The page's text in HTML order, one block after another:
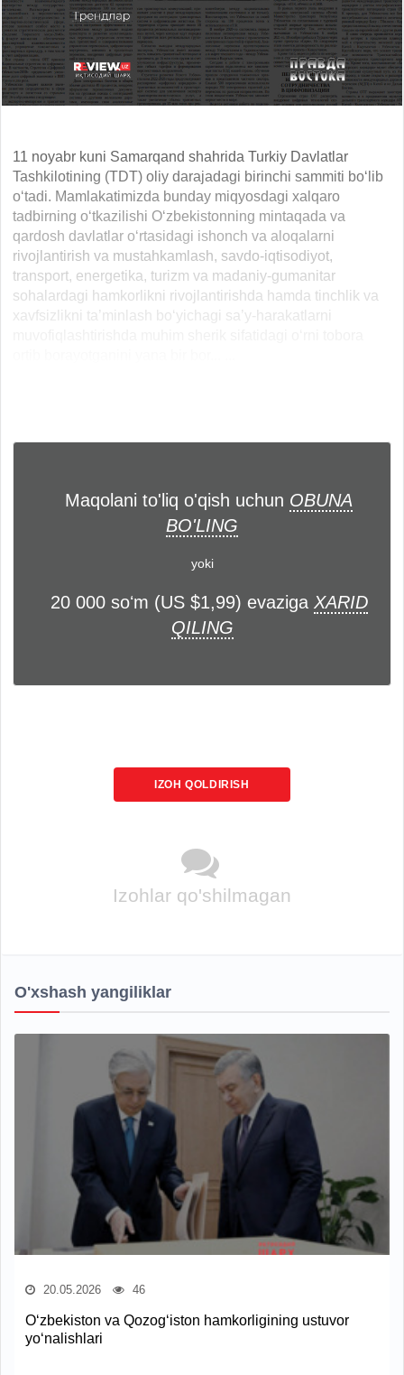
11 noyabr kuni Samarqand shahrida Turkiy Davlatlar
Tashkilotining (TDT) oliy darajadagi birinchi sammiti bo‘lib
o‘tadi. Mamlakatimizda bunday miqyosdagi xalqaro
tadbirning o‘tkazilishi O‘zbekistonning mintaqada va
qardosh davlatlar o‘rtasidagi ishonch va aloqalarni
rivojlantirish va mustahkamlash, savdo-iqtisodiyot,
transport, energetika, turizm va madaniy-gumanitar
sohalardagi hamkorlikni rivojlantirishda hamda tinchlik va
xavfsizlikni ta’minlash bo‘yichagi sa’y-harakatlarni
Maqolani to'liq o'qish uchun OBUNA
BO'LING
yoki
20 000 soʻm (US $1,99) evaziga XARID
QILING
IZOH QOLDIRISH
Izohlar qo'shilmagan
O'xshash yangiliklar
20.05.2026 46
O‘zbekiston va Qozog‘iston hamkorligining ustuvor
yo‘nalishlari